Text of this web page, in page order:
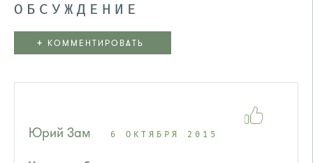
ОБСУЖДЕНИЕ
+ КОММЕНТИРОВАТЬ
Юрий Зам 6 ОКТЯБРЯ 2015